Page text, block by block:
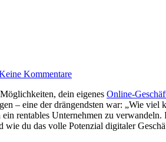
Kommentare
dein eigenes Online-
– eine der drängendsten war: „Wie‍ viel
rentables Unternehmen zu
du das volle Potenzial digitaler